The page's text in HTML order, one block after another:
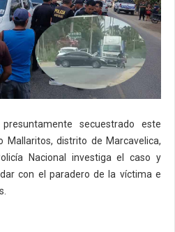
secuestrado este
Mallaritos, distrito de Marcavelica,
Nacional investiga el caso y
con el paradero de la víctima e